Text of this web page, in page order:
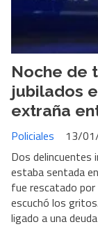
Noche de
jubilados
extraña
Policiales
13/
Dos delincuentes
estaba sentada
fue rescatado por
escuchó los
ligado a una